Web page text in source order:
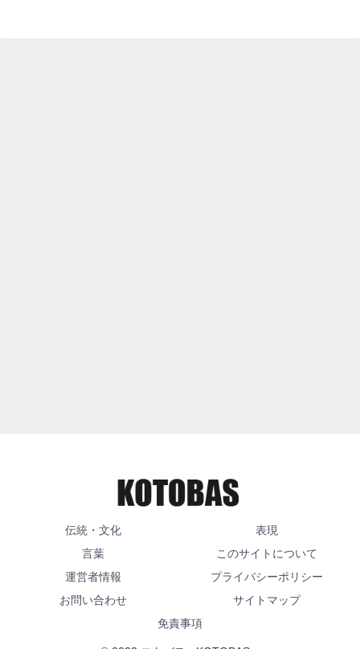
伝統・文化
表現
言葉
このサイトについて
運営者情報
プライバシーポリシー
お問い合わせ
サイトマップ
免責事項